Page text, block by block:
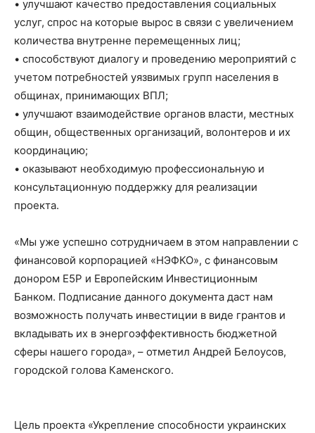
• улучшают качество предоставления социальных
услуг, спрос на которые вырос в связи с увеличением
количества внутренне перемещенных лиц;
• способствуют диалогу и проведению мероприятий с
учетом потребностей уязвимых групп населения в
общинах, принимающих ВПЛ;
• улучшают взаимодействие органов власти, местных
общин, общественных организаций, волонтеров и их
координацию;
• оказывают необходимую профессиональную и
консультационную поддержку для реализации
проекта.
«Мы уже успешно сотрудничаем в этом направлении с
финансовой корпорацией «НЭФКО», с финансовым
донором E5P и Европейским Инвестиционным
Банком. Подписание данного документа даст нам
возможность получать инвестиции в виде грантов и
вкладывать их в энергоэффективность бюджетной
сферы нашего города», – отметил Андрей Белоусов,
городской голова Каменского.
Цель проекта «Укрепление способности украинских